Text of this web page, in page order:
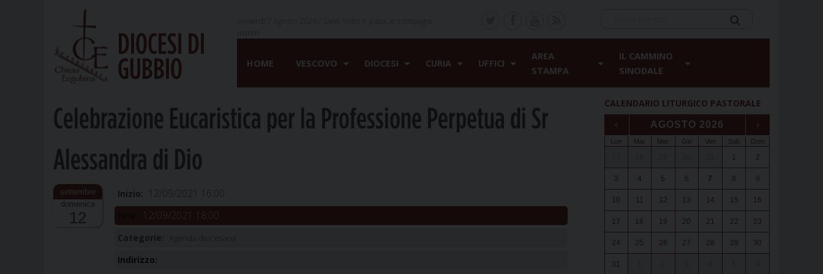
DIOCESI DI
GUBBIO
HOME VESCOVO DIOCESI CURIA UFFICI
AREA
STAMPA
IL CAMMINO
SINODALE
Celebrazione Eucaristica per la Professione Perpetua di Sr
Alessandra di Dio
domenica
12
Inizio: 12/09/2021 16:00
12/09/2021 18:00
Categorie:
Indirizzo:
CALENDARIO LITURGICO PASTORALE
‹ AGOSTO 2026 ›
Lun Mar Mer Gio Ven Sab Dom
1 2
3 4 5 6 7 8 9
10 11 12 13 14 15 16
17 18 19 20 21 22 23
24 25 26 27 28 29 30
31